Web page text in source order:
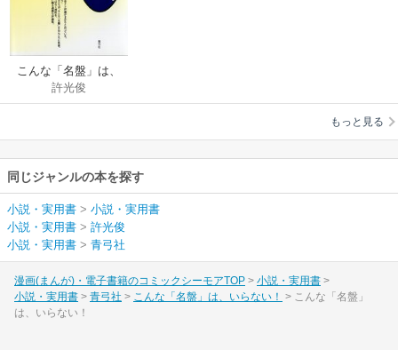
こんな「名盤」は、
いらない！
許光俊
もっと見る
同じジャンルの本を探す
小説・実用書 > 小説・実用書
小説・実用書 > 許光俊
小説・実用書 > 青弓社
漫画(まんが)・電子書籍のコミックシーモアTOP
小説・実用書
小説・実用書
青弓社 こんな「名盤」は、いらない！
こんな「名盤」
は、いらない！